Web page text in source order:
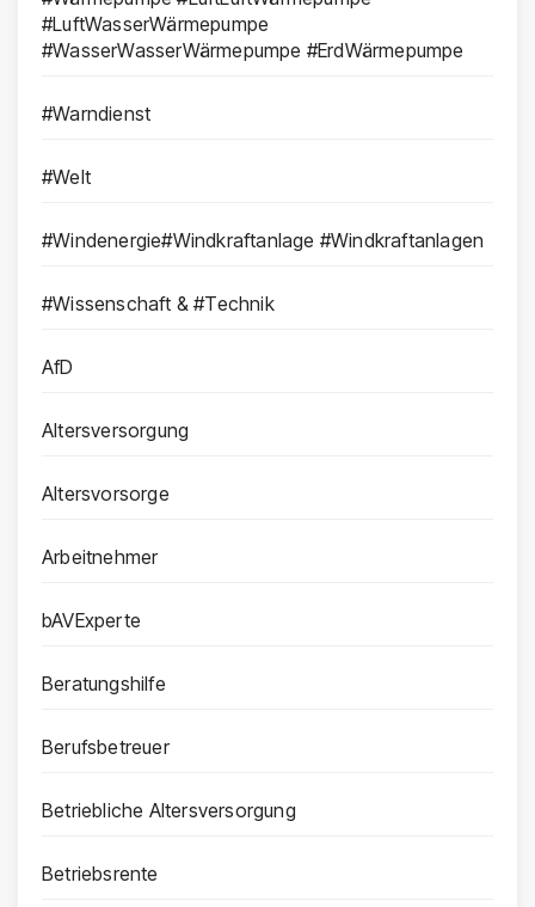
#LuftWasserWärmepumpe
#WasserWasserWärmepumpe #ErdWärmepumpe
#Warndienst
#Welt
#Windenergie#Windkraftanlage #Windkraftanlagen
#Wissenschaft & #Technik
AfD
Altersversorgung
Altersvorsorge
Arbeitnehmer
bAVExperte
Beratungshilfe
Berufsbetreuer
Betriebliche Altersversorgung
Betriebsrente